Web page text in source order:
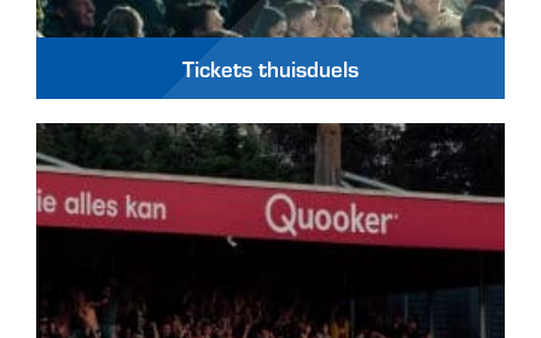
Tickets thuisduels